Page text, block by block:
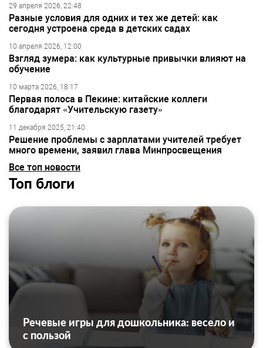
29 апреля 2026, 22:48
Разные условия для одних и тех же детей: как
сегодня устроена среда в детских садах
10 апреля 2026, 12:00
Взгляд зумера: как культурные привычки влияют на
обучение
10 марта 2026, 18:17
Первая полоса в Пекине: китайские коллеги
благодарят «Учительскую газету»
11 декабря 2025, 21:40
Решение проблемы с зарплатами учителей требует
много времени, заявил глава Минпросвещения
Все топ новости
Топ блоги
Речевые игры для дошкольника: весело и
с пользой